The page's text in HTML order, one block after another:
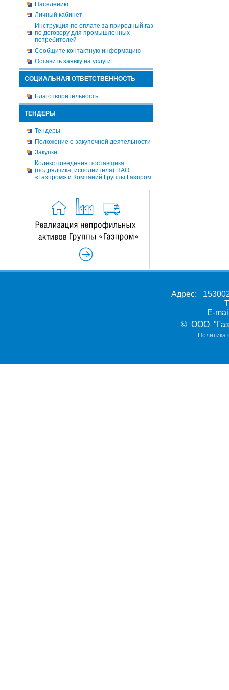
Населению
Личный кабинет
Инструкция по оплате за природный газ
по договору для промышленных
потребителей
Сообщите контактную информацию
Оставить заявку на услуги
СОЦИАЛЬНАЯ ОТВЕТСТВЕННОСТЬ
Благотворительность
ТЕНДЕРЫ
Тендеры
Положение о закупочной деятельности
Закупки
Кодекс поведения поставщика
(подрядчика, исполнителя) ПАО
«Газпром» и Компаний Группы Газпром
Адрес:
E-
© ООО
Политика